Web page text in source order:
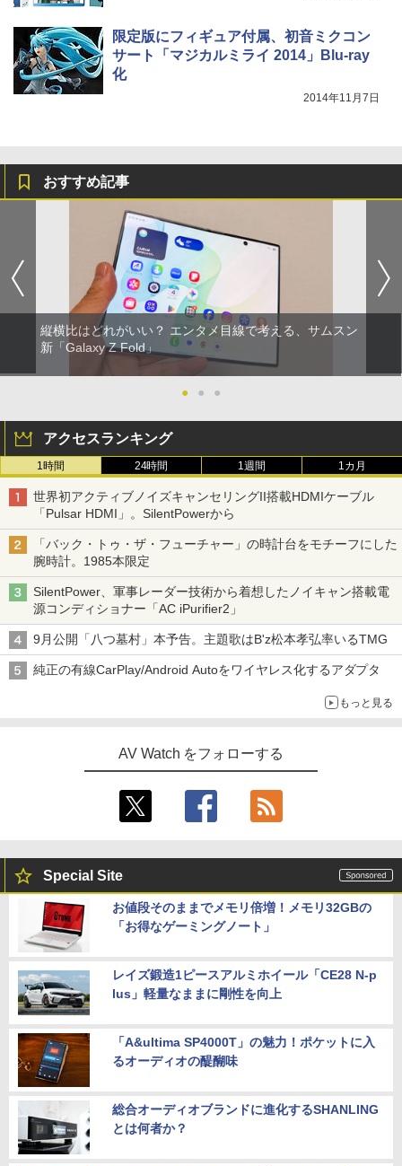
限定版にフィギュア付属、初音ミクコン
サート「マジカルミライ 2014」Blu-ray
化
2014年11月7日
おすすめ記事
縦横比はどれがいい？ エンタメ目線で考える、サムスン
新「Galaxy Z Fold」
● ● ●
アクセスランキング
1時間 24時間 1週間 1カ月
世界初アクティブノイズキャンセリングII搭載HDMIケーブル
「Pulsar HDMI」。SilentPowerから
「バック・トゥ・ザ・フューチャー」の時計台をモチーフにした
腕時計。1985本限定
SilentPower、軍事レーダー技術から着想したノイキャン搭載電
源コンディショナー「AC iPurifier2」
9月公開「八つ墓村」本予告。主題歌はB'z松本孝弘率いるTMG
純正の有線CarPlay/Android Autoをワイヤレス化するアダプタ
もっと見る
AV Watch をフォローする
Special Site
お値段そのままでメモリ倍増！メモリ32GBの
「お得なゲーミングノート」
レイズ鍛造1ピースアルミホイール「CE28 N-p
lus」軽量なままに剛性を向上
「A&ultima SP4000T」の魅力！ポケットに入
るオーディオの醍醐味
総合オーディオブランドに進化するSHANLING
とは何者か？